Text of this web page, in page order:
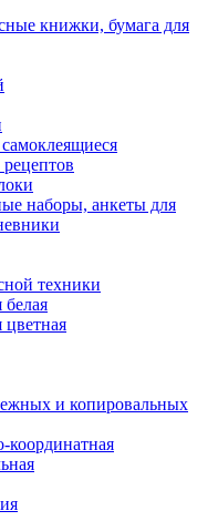
книжки, бумага для
наборы, анкеты для
техники
белая
цветная
и копировальных
координатная